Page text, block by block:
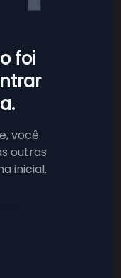
foi
você
outras
inicial.